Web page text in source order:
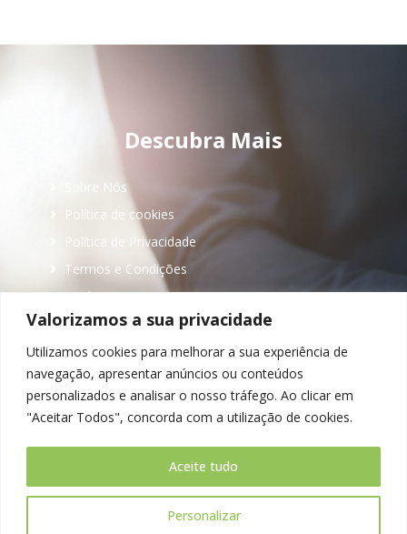
Valorizamos a sua privacidade
Utilizamos cookies para melhorar a sua experiência de
navegação, apresentar anúncios ou conteúdos
personalizados e analisar o nosso tráfego. Ao clicar em
"Aceitar Todos", concorda com a utilização de cookies.
Personalizar
Aceite tudo
Descubra Mais
Sobre Nós
Política de cookies
Política de Privacidade
Termos e Condições
Notícias
Contactos
Entrar Em Contacto